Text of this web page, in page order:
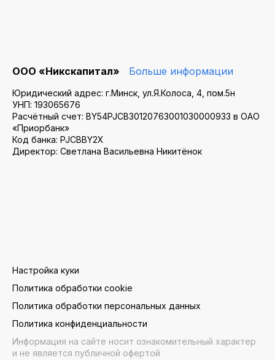
ООО «Никскапитал» Больше информации
Юридический адрес: г.Минск, ул.Я.Колоса, 4, пом.5н
УНП: 193065676
Расчётный счет: BY54PJCB30120763001030000933 в ОАО
«Приорбанк»
Код банка: PJCBBY2X
Директор: Светлана Васильевна Никитёнок
Настройка куки
Политика обработки cookie
Политика обработки персональных данных
Политика конфиденциальности
Информация на сайте носит ознакомительный характер
и не является публичной офертой